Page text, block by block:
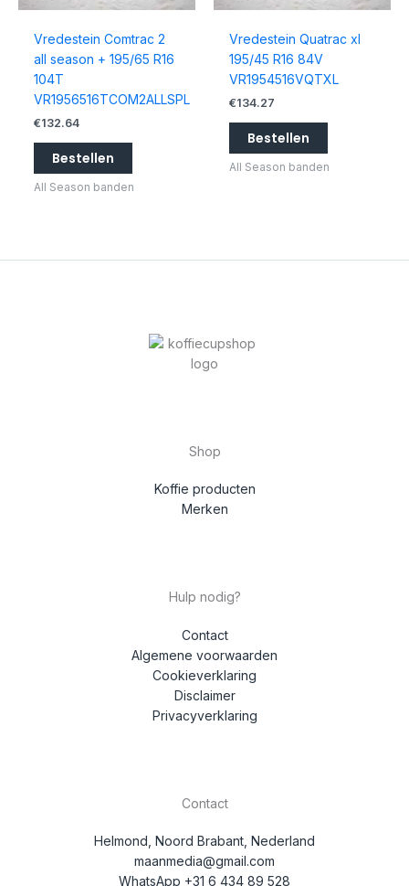
Vredestein Comtrac 2
all season + 195/65 R16
104T
VR1956516TCOM2ALLSPL
€132.64
Bestellen
All Season banden
Vredestein Quatrac xl
195/45 R16 84V
VR1954516VQTXL
€134.27
Bestellen
All Season banden
Shop
Koffie producten
Merken
Hulp nodig?
Contact
Algemene voorwaarden
Cookieverklaring
Disclaimer
Privacyverklaring
Contact
Helmond, Noord Brabant, Nederland
maanmedia@gmail.com
WhatsApp +31 6 434 89 528